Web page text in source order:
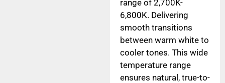
range of 2,700K-
6,800K. Delivering
smooth transitions
between warm white to
cooler tones. This wide
temperature range
ensures natural, true-to-